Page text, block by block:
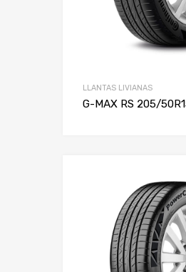
LLANTAS LIVIANAS
G-MAX RS 205/